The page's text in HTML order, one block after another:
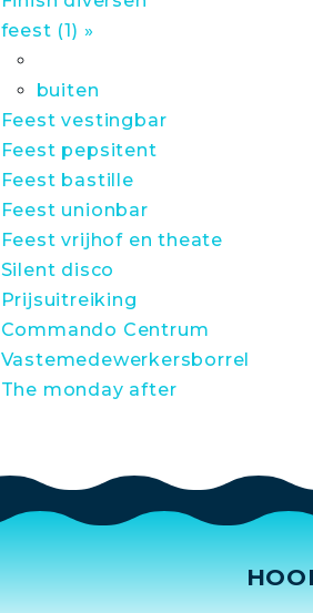
feest (1) »
buiten
Feest vestingbar
Feest pepsitent
Feest bastille
Feest unionbar
Feest vrijhof en theate
Silent disco
Prijsuitreiking
Commando Centrum
Vastemedewerkersborrel
The monday after